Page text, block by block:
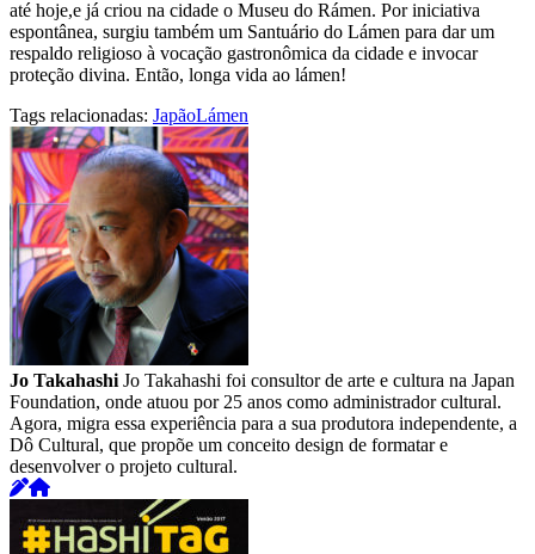
até hoje,e já criou na cidade o Museu do Rámen. Por iniciativa
espontânea, surgiu também um Santuário do Lámen para dar um
respaldo religioso à vocação gastronômica da cidade e invocar
proteção divina. Então, longa vida ao lámen!
Tags relacionadas: JapãoLámen
Jo Takahashi Jo Takahashi foi consultor de arte e cultura na Japan
Foundation, onde atuou por 25 anos como administrador cultural.
Agora, migra essa experiência para a sua produtora independente, a
Dô Cultural, que propõe um conceito design de formatar e
desenvolver o projeto cultural.